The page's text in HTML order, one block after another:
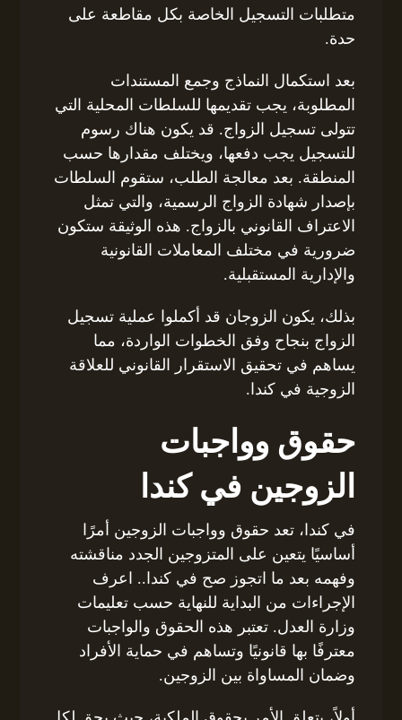
متطلبات التسجيل الخاصة بكل مقاطعة على
حدة.
بعد استكمال النماذج وجمع المستندات
المطلوبة، يجب تقديمها للسلطات المحلية التي
تتولى تسجيل الزواج. قد يكون هناك رسوم
للتسجيل يجب دفعها، ويختلف مقدارها حسب
المنطقة. بعد معالجة الطلب، ستقوم السلطات
بإصدار شهادة الزواج الرسمية، والتي تمثل
الاعتراف القانوني بالزواج. هذه الوثيقة ستكون
ضرورية في مختلف المعاملات القانونية
والإدارية المستقبلية.
بذلك، يكون الزوجان قد أكملوا عملية تسجيل
الزواج بنجاح وفق الخطوات الواردة، مما
يساهم في تحقيق الاستقرار القانوني للعلاقة
الزوجية في كندا.
حقوق وواجبات
الزوجين في كندا
في كندا، تعد حقوق وواجبات الزوجين أمرًا
أساسيًا يتعين على المتزوجين الجدد مناقشته
وفهمه بعد ما اتجوز صح في كندا.. اعرف
الإجراءات من البداية للنهاية حسب تعليمات
وزارة العدل. تعتبر هذه الحقوق والواجبات
معترفًا بها قانونيًا وتساهم في حماية الأفراد
وضمان المساواة بين الزوجين.